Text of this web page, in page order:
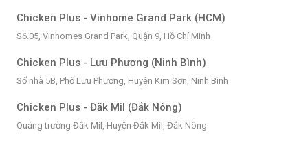
Chicken Plus - Vinhome Grand Park (HCM)
S6.05, Vinhomes Grand Park, Quận 9, Hồ Chí Minh
Chicken Plus - Lưu Phương (Ninh Bình)
Số nhà 5B, Phố Lưu Phương, Huyện Kim Sơn, Ninh Bình
Chicken Plus - Đăk Mil (Đắk Nông)
Quảng trường Đắk Mil, Huyện Đắk Mil, Đắk Nông